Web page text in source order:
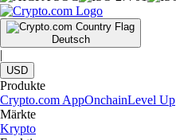
Deutsch
|
USD
Produkte
Crypto.com AppOnchainLevel Up
Märkte
Krypto